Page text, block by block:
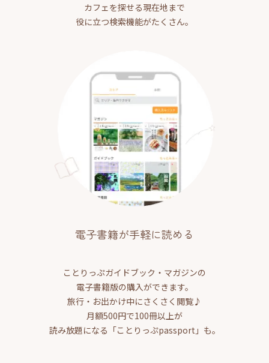
カフェを探せる現在地まで
役に立つ検索機能がたくさん。
電子書籍が手軽に読める
ことりっぷガイドブック・マガジンの
電子書籍版の購入ができます。
旅行・お出かけ中にさくさく閲覧♪
月額500円で100冊以上が
読み放題になる「ことりっぷpassport」も。